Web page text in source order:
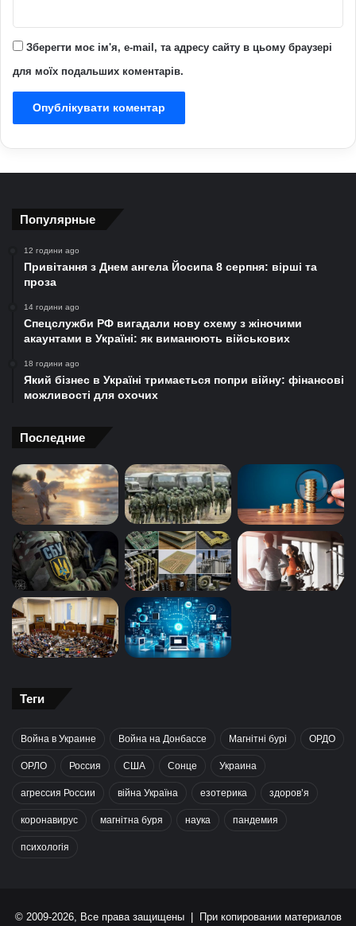
Зберегти моє ім'я, e-mail, та адресу сайту в цьому браузері
для моїх подальших коментарів.
Популярные
12 години ago
Привітання з Днем ангела Йосипа 8 серпня: вірші та
проза
14 години ago
Спецслужби РФ вигадали нову схему з жіночими
акаунтами в Україні: як виманюють військових
18 години ago
Який бізнес в Україні тримається попри війну: фінансові
можливості для охочих
Последние
Теги
Война в Украине Война на Донбассе Магнітні бурі ОРДО
ОРЛО Россия США Сонце Украина
агрессия России війна Україна езотерика здоров’я
коронавирус магнітна буря наука пандемия
психологія
© 2009-2026, Все права защищены | При копировании материалов